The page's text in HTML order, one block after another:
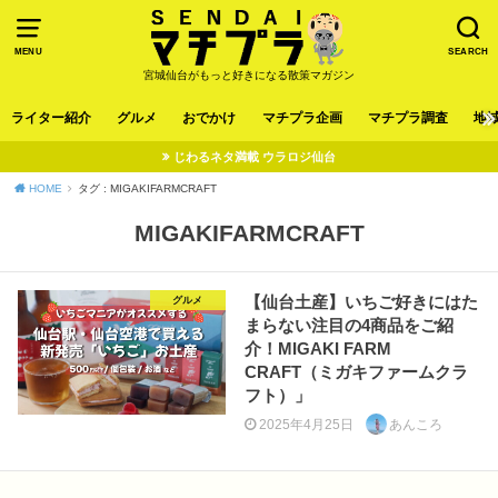
MENU SEARCH
宮城仙台がもっと好きになる散策マガジン
ライター紹介 グルメ おでかけ マチプラ企画 マチプラ調査 地
じわるネタ満載 ウラロジ仙台
HOME タグ : MIGAKIFARMCRAFT
MIGAKIFARMCRAFT
グルメ
【仙台土産】いちご好きにはた
まらない注目の4商品をご紹
介！MIGAKI FARM
CRAFT（ミガキファームクラ
フト）」
2025年4月25日 あんころ